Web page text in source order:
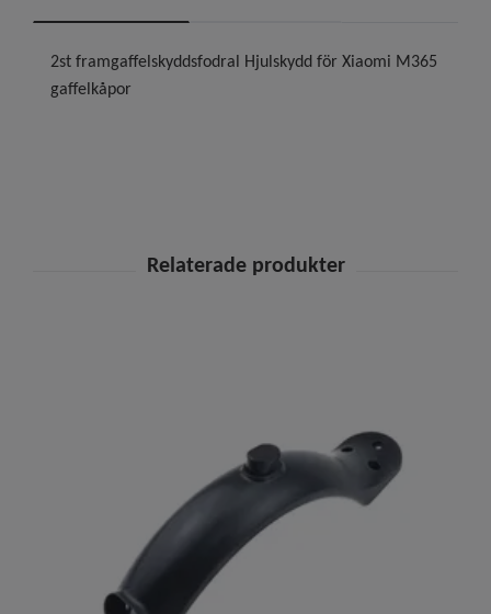
2st framgaffelskyddsfodral Hjulskydd för Xiaomi M365
gaffelkåpor